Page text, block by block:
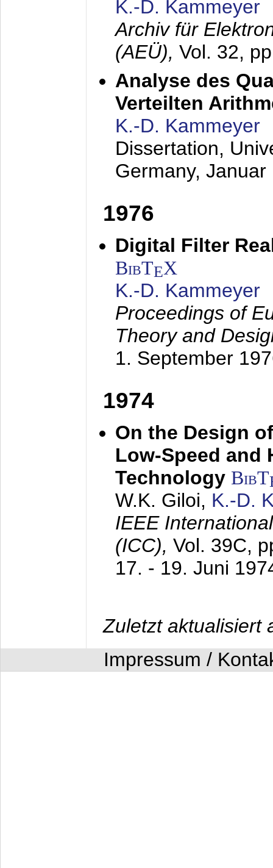
K.-D. Kammeyer
Archiv für
(AEÜ), Vol. 32,
Analyse des
Verteilten
K.-D. Kammeyer
Dissertation,
Germany, Januar
1976
Digital Filter
BibTEX
K.-D. Kammeyer
Proceedings of
Theory and
1. September
1974
On the Design
Low-Speed and
Technology BibT
W.K. Giloi, K.-D.
IEEE
(ICC), Vol. 39C,
17. - 19. Juni
Zuletzt aktualisiert
Impressum /